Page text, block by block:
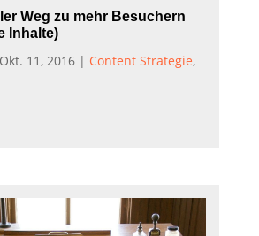
Weg zu mehr Besuchern
Inhalte)
Okt. 11, 2016| Content Strategie,